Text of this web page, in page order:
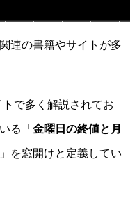
連の書籍やサイトが多
で多く解説されてお
る「 金曜日の終値と月
」を窓開けと定義してい